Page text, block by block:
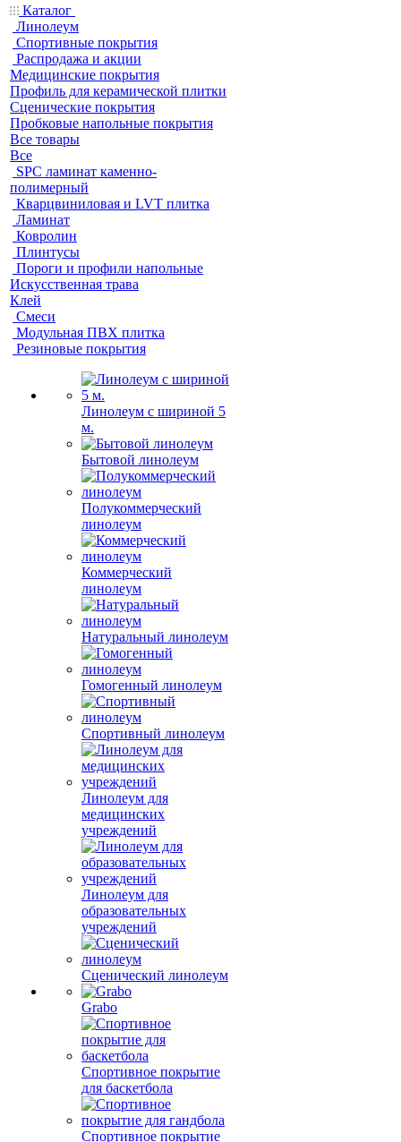
Каталог
Линолеум
Спортивные покрытия
Распродажа и акции
Медицинские покрытия
Профиль для керамической плитки
Сценические покрытия
Пробковые напольные покрытия
Все товары
Все
SPC ламинат каменно-
полимерный
Кварцвиниловая и LVT плитка
Ламинат
Ковролин
Плинтусы
Пороги и профили напольные
Искусственная трава
Клей
Смеси
Модульная ПВХ плитка
Резиновые покрытия
Линолеум с шириной 5
м.
Бытовой линолеум
Полукоммерческий
линолеум
Коммерческий
линолеум
Натуральный линолеум
Гомогенный линолеум
Спортивный линолеум
Линолеум для
медицинских
учреждений
Линолеум для
образовательных
учреждений
Сценический линолеум
Grabo
Спортивное покрытие
для баскетбола
Спортивное покрытие